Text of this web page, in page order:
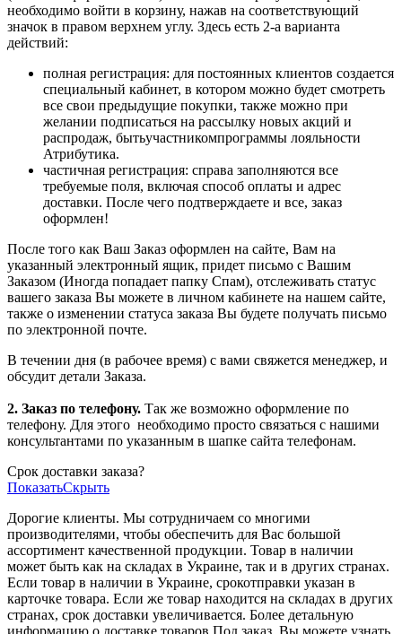
необходимо войти в корзину, нажав на соответствующий
значок в правом верхнем углу. Здесь есть 2-а варианта
действий:
полная регистрация: для постоянных клиентов создается
специальный кабинет, в котором можно будет смотреть
все свои предыдущие покупки, также можно при
желании подписаться на рассылку новых акций и
распродаж, бытьучастникомпрограммы лояльности
Атрибутика.
частичная регистрация: справа заполняются все
требуемые поля, включая способ оплаты и адрес
доставки. После чего подтверждаете и все, заказ
оформлен!
После того как Ваш Заказ оформлен на сайте, Вам на
указанный электронный ящик, придет письмо с Вашим
Заказом (Иногда попадает папку Спам), отслеживать статус
вашего заказа Вы можете в личном кабинете на нашем сайте,
также о изменении статуса заказа Вы будете получать письмо
по электронной почте.
В течении дня (в рабочее время) с вами свяжется менеджер, и
обсудит детали Заказа.
2. Заказ по телефону. Так же возможно оформление по
телефону. Для этого необходимо просто связаться с нашими
консультантами по указанным в шапке сайта телефонам.
Срок доставки заказа?
ПоказатьСкрыть
Дорогие клиенты. Мы сотрудничаем со многими
производителями, чтобы обеспечить для Вас большой
ассортимент качественной продукции. Товар в наличии
может быть как на складах в Украине, так и в других странах.
Если товар в наличии в Украине, срокотправки указан в
карточке товара. Если же товар находится на складах в других
странах, срок доставки увеличивается. Более детальную